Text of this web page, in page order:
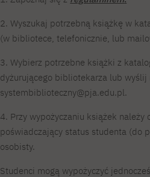
2. Wyszukaj potrzebną książkę w
(w bibliotece, telefonicznie, lub
3. Wybierz potrzebne książki z
dyżurującego bibliotekarza lub
systembiblioteczny@pja.edu.pl.
4. Przy wypożyczaniu książek
poświadczający status studenta (do
osobisty.
Studenci mogą wypożyczyć